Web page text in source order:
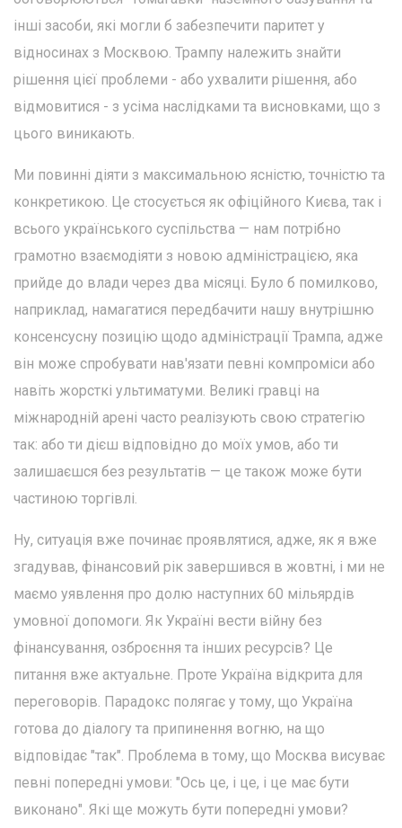
інші засоби, які могли б забезпечити паритет у
відносинах з Москвою. Трампу належить знайти
рішення цієї проблеми - або ухвалити рішення, або
відмовитися - з усіма наслідками та висновками, що з
цього виникають.
Ми повинні діяти з максимальною ясністю, точністю та
конкретикою. Це стосується як офіційного Києва, так і
всього українського суспільства — нам потрібно
грамотно взаємодіяти з новою адміністрацією, яка
прийде до влади через два місяці. Було б помилково,
наприклад, намагатися передбачити нашу внутрішню
консенсусну позицію щодо адміністрації Трампа, адже
він може спробувати нав'язати певні компроміси або
навіть жорсткі ультиматуми. Великі гравці на
міжнародній арені часто реалізують свою стратегію
так: або ти дієш відповідно до моїх умов, або ти
залишаєшся без результатів — це також може бути
частиною торгівлі.
Ну, ситуація вже починає проявлятися, адже, як я вже
згадував, фінансовий рік завершився в жовтні, і ми не
маємо уявлення про долю наступних 60 мільярдів
умовної допомоги. Як Україні вести війну без
фінансування, озброєння та інших ресурсів? Це
питання вже актуальне. Проте Україна відкрита для
переговорів. Парадокс полягає у тому, що Україна
готова до діалогу та припинення вогню, на що
відповідає "так". Проблема в тому, що Москва висуває
певні попередні умови: "Ось це, і це, і це має бути
виконано". Які ще можуть бути попередні умови?